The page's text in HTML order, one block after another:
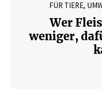
FÜR TIERE,
Wer
weniger,